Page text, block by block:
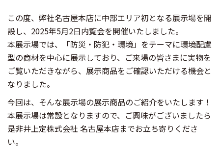
この度、弊社名古屋本店に中部エリア初となる展示場を開
設し、2025年5月2日内覧会を開催いたしました。
本展示場では、「防災・防犯・環境」をテーマに環境配慮
型の商材を中心に展示しており、ご来場の皆さまに実物を
ご覧いただきながら、展示商品をご確認いただける機会と
なりました。
今回は、そんな展示場の展示商品のご紹介をいたします！
本展示場は常設となりますので、ご興味がございましたら
是非井上定株式会社 名古屋本店までお立ち寄りくださ
い。